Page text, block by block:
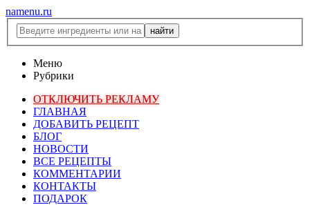
namenu.ru
Меню
Рубрики
ОТКЛЮЧИТЬ РЕКЛАМУ
ГЛАВНАЯ
ДОБАВИТЬ РЕЦЕПТ
БЛОГ
НОВОСТИ
ВСЕ РЕЦЕПТЫ
КОММЕНТАРИИ
КОНТАКТЫ
ПОДАРОК